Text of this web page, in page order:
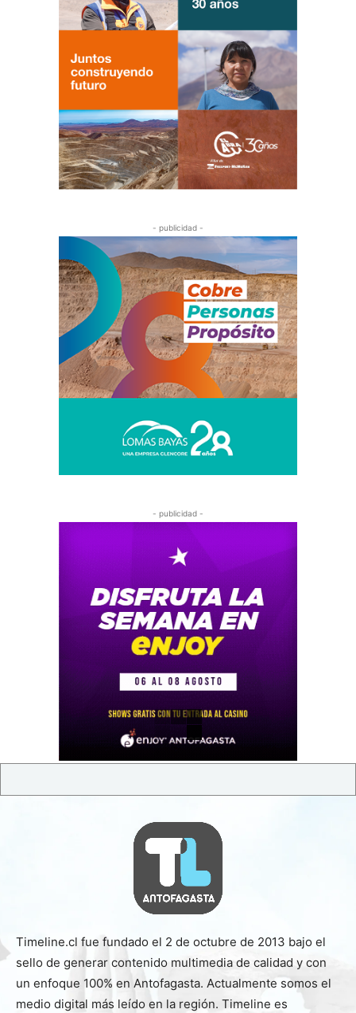
- publicidad -
- publicidad -
Timeline.cl fue fundado el 2 de octubre de 2013 bajo el
sello de generar contenido multimedia de calidad y con
un enfoque 100% en Antofagasta. Actualmente somos el
medio digital más leído en la región. Timeline es